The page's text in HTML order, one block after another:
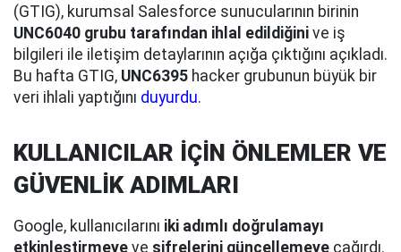
(GTIG), kurumsal Salesforce sunucularının birinin
UNC6040 grubu tarafından ihlal edildiğini ve iş
bilgileri ile iletişim detaylarının açığa çıktığını açıkladı.
Bu hafta GTIG, UNC6395 hacker grubunun büyük bir
veri ihlali yaptığını duyurdu.
KULLANICILAR İÇİN ÖNLEMLER VE
GÜVENLİK ADIMLARI
Google, kullanıcılarını iki adımlı doğrulamayı
etkinleştirmeye ve şifrelerini güncellemeye çağırdı.